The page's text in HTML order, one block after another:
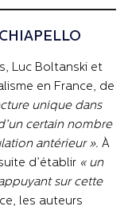
Luc Boltanski et
en France, de
unique dans
certain nombre
antérieur ». À
d’établir « un
sur cette
les auteurs